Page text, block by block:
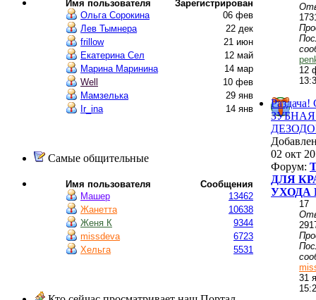
Имя пользователя
Зарегистрирован
Ольга Сорокина
06 фев
Лев Тымнера
22 дек
frillow
21 июн
Екатерина Сел
12 май
Марина Маринина
14 мар
Well
10 фев
Мамзелька
29 янв
Ir_ina
14 янв
Самые общительные
Имя пользователя
Сообщения
Машер
13462
Жанетта
10638
Женя К
9344
missdeva
6723
Хельга
5531
12
ЗУБНАЯ
02 окт
Форум:
ДЛЯ
УХОДА
17
31